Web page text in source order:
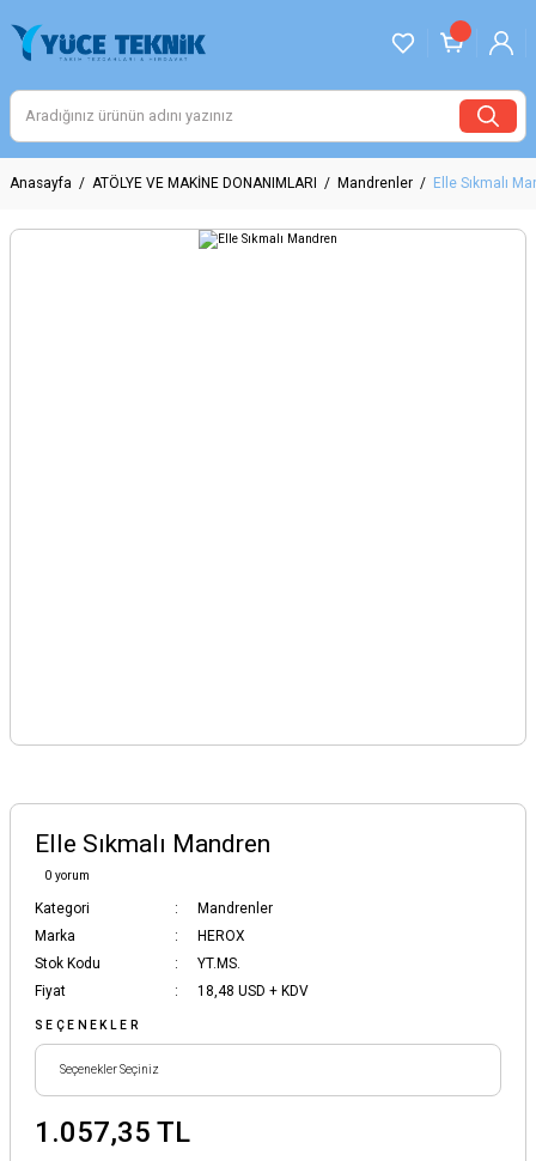
Anasayfa ATÖLYE VE MAKİNE DONANIMLARI Mandrenler Elle Sıkmalı
Elle Sıkmalı Mandren
0 yorum
Kategori
Mandrenler
Marka
HEROX
Stok Kodu
YT.MS.
Fiyat
18,48 USD + KDV
SEÇENEKLER
1.057,35 TL